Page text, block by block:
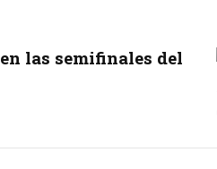
las semifinales del